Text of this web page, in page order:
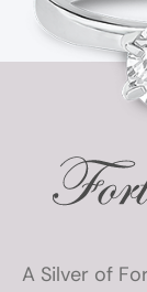
A Silver of